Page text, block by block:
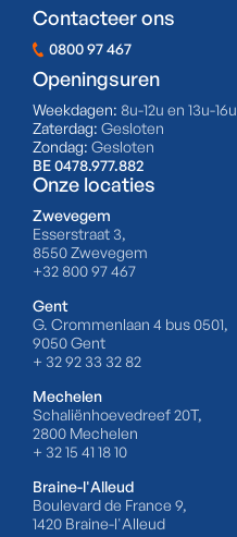
Contacteer ons
0800 97 467
Openingsuren
Weekdagen: 8u-12u en 13u-16u
Zaterdag: Gesloten
Zondag: Gesloten
BE 0478.977.882
Onze locaties
Zwevegem
Esserstraat 3,
8550 Zwevegem
+32 800 97 467
Gent
G. Crommenlaan 4 bus 0501,
9050 Gent
+ 32 92 33 32 82
Mechelen
Schaliënhoevedreef 20T,
2800 Mechelen
+ 32 15 41 18 10
Braine-l'Alleud
Boulevard de France 9,
1420 Braine-l'Alleud